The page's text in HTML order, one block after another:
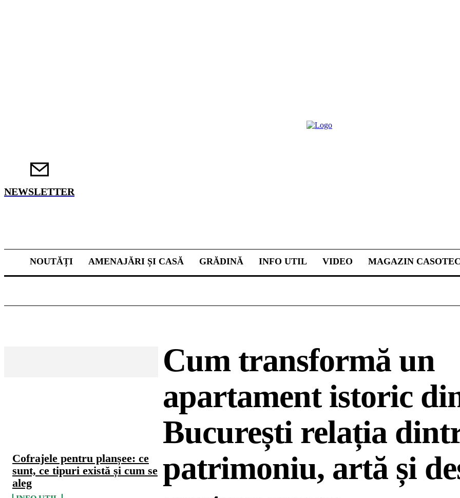
NEWSLETTER
NOUTĂȚI AMENAJĂRI ȘI CASĂ GRĂDINĂ INFO UTIL VIDEO MAGAZIN
Cofrajele pentru planșee: ce
sunt, ce tipuri există și cum se
aleg
Cum transformă un
apartament istoric
București relația
patrimoniu, artă și